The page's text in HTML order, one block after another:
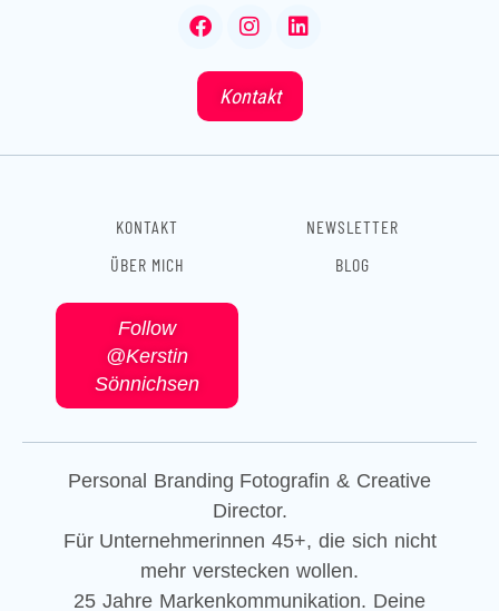
F
a
e
o
o
I
n
a
g
r
L
i
k
d
i
Kontakt
KONTAKT
ÜBER MICH
NEWSLETTER
BLOG
Follow
@Kerstin
Sönnichsen
Personal Branding Fotografin & Creative
Director.
Für Unternehmerinnen 45+, die sich nicht
mehr verstecken wollen.
25 Jahre Markenkommunikation. Deine